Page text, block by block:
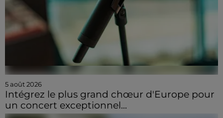
5 août 2026
Intégrez le plus grand chœur d'Europe pour
un concert exceptionnel...